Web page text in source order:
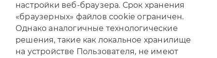
настройки веб-браузера. Срок хранения
«браузерных» файлов cookie ограничен.
Однако аналогичные технологические
решения, такие как локальное хранилище
на устройстве Пользователя, не имеют